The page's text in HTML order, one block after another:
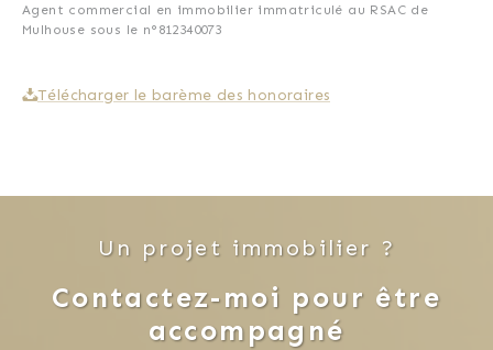
Agent commercial en immobilier immatriculé au RSAC de
Mulhouse sous le n°812340073
Télécharger le barème des honoraires
Un projet immobilier ?
Contactez-moi pour être
accompagné